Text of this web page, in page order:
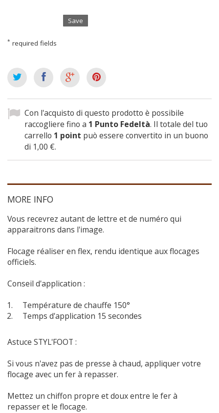
Save
* required fields
Con l'acquisto di questo prodotto è possibile
raccogliere fino a 1 Punto Fedeltà. Il totale del tuo
carrello 1 point può essere convertito in un buono
di 1,00 €.
MORE INFO
Vous recevrez autant de lettre et de numéro qui
apparaitrons dans l'image.
Flocage réaliser en flex, rendu identique aux flocages
officiels.
Conseil d'application :
Température de chauffe 150°
Temps d'application 15 secondes
Astuce STYL'FOOT :
Si vous n'avez pas de presse à chaud, appliquer votre
flocage avec un fer à repasser.
Mettez un chiffon propre et doux entre le fer à
repasser et le flocage.